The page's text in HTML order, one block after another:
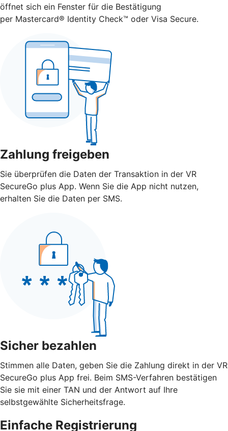
öffnet sich ein Fenster für die Bestätigung
per Mastercard® Identity Check™ oder Visa Secure.
Zahlung freigeben
Sie überprüfen die Daten der Transaktion in der VR
SecureGo plus App. Wenn Sie die App nicht nutzen,
erhalten Sie die Daten per SMS.
Sicher bezahlen
Stimmen alle Daten, geben Sie die Zahlung direkt in der VR
SecureGo plus App frei. Beim SMS-Verfahren bestätigen
Sie sie mit einer TAN und der Antwort auf Ihre
selbstgewählte Sicherheitsfrage.
Einfache Registrierung